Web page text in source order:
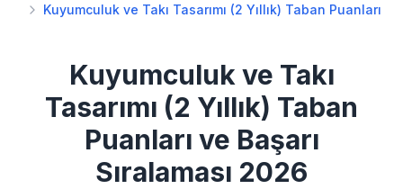
Kuyumculuk ve Takı Tasarımı (2 Yıllık) Taban Puanları
Kuyumculuk ve Takı
Tasarımı (2 Yıllık) Taban
Puanları ve Başarı
Sıralaması 2026